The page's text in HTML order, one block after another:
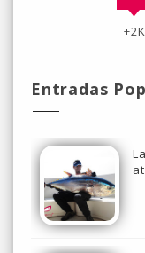
+2K
Entradas